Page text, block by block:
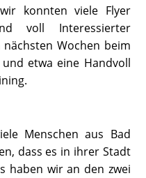
konnten viele Flyer
voll Interessierter
Wochen beim
etwa eine Handvoll
Menschen aus Bad
dass es in ihrer Stadt
haben wir an den zwei